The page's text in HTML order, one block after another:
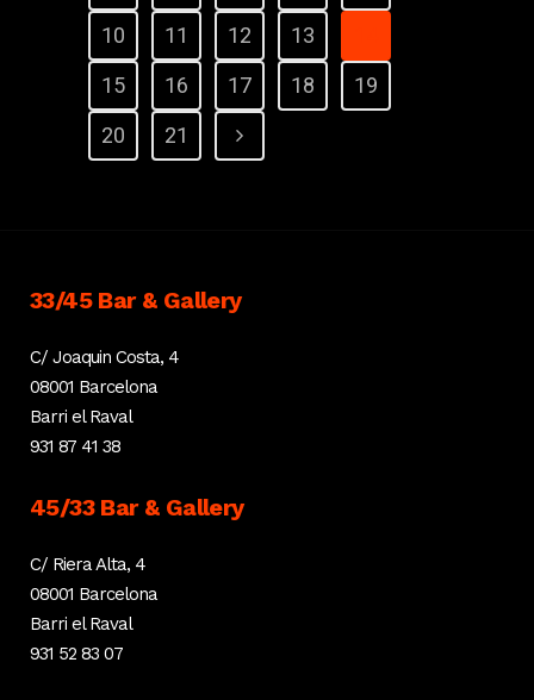
10
11 12 13
15
16 17 18
19
20
21
33/45 Bar & Gallery
C/ Joaquin Costa, 4
08001 Barcelona
Barri el Raval
931 87 41 38
45/33 Bar & Gallery
C/ Riera Alta, 4
08001 Barcelona
Barri el Raval
931 52 83 07